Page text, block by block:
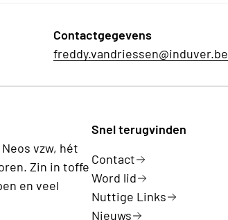
Contactgegevens
freddy.vandriessen@induver.be
vzw, hét
Zin in toffe
en veel
Snel terugvinden
Contact
Word lid
Nuttige Links
Nieuws